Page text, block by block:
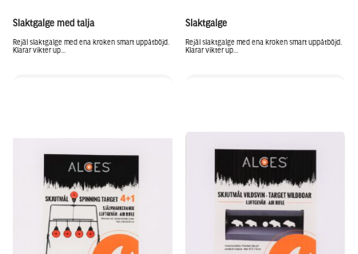
Slaktgalge med talja
Rejäl slaktgalge med ena kroken smart uppåtböjd.
Klarar vikter up...
Slaktgalge
Rejäl slaktgalge med ena kroken smart uppåtböjd.
Klarar vikter up...